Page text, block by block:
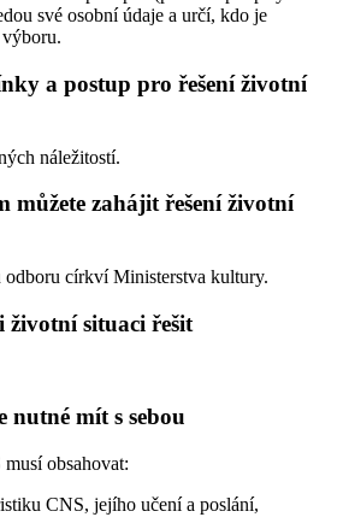
své osobní údaje a určí, kdo je
a postup pro řešení životní
náležitostí.
můžete zahájit řešení životní
odboru církví Ministerstva kultury.
životní situaci řešit
nutné mít s sebou
obsahovat:
CNS, jejího učení a poslání,